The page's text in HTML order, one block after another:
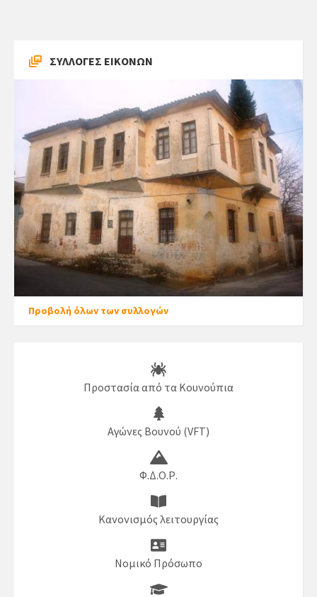
ΣΥΛΛΟΓΕΣ ΕΙΚΟΝΩΝ
Προβολή όλων των συλλογών
Προστασία από τα Κουνούπια
Αγώνες Βουνού (VFT)
Φ.Δ.Ο.Ρ.
Κανονισμός λειτουργίας
Νομικό Πρόσωπο